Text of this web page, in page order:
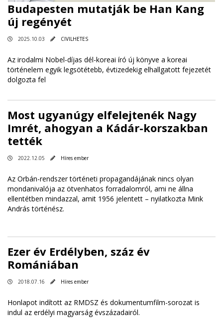
Budapesten mutatják be Han Kang
új regényét
2025.10.03 CIVILHETES
Az irodalmi Nobel-díjas dél-koreai író új könyve a koreai
történelem egyik legsötétebb, évtizedekig elhallgatott fejezetét
dolgozta fel
Most ugyanúgy elfelejtenék Nagy
Imrét, ahogyan a Kádár-korszakban
tették
2022.12.05 Híres ember
Az Orbán-rendszer történeti propagandájának nincs olyan
mondanivalója az ötvenhatos forradalomról, ami ne állna
ellentétben mindazzal, amit 1956 jelentett – nyilatkozta Mink
András történész.
Ezer év Erdélyben, száz év
Romániában
2018.07.16 Híres ember
Honlapot indított az RMDSZ és dokumentumfilm-sorozat is
indul az erdélyi magyarság évszázadairól.